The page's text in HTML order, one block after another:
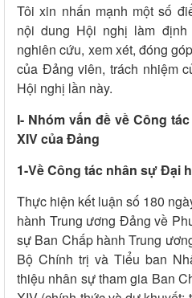
Tôi xin nhấn mạnh một số
nội dung Hội nghị làm
nghiên cứu, xem xét, đóng
của Đảng viên, trách nhiệm
Hội nghị lần này.
I- Nhóm vấn đề về Công
XIV của Đảng
1-Về Công tác nhân sự Đại
Thực hiện kết luận số 180
hành Trung ương Đảng về
sự Ban Chấp hành Trung
Bộ Chính trị và Tiểu ban
thiệu nhân sự tham gia Ban